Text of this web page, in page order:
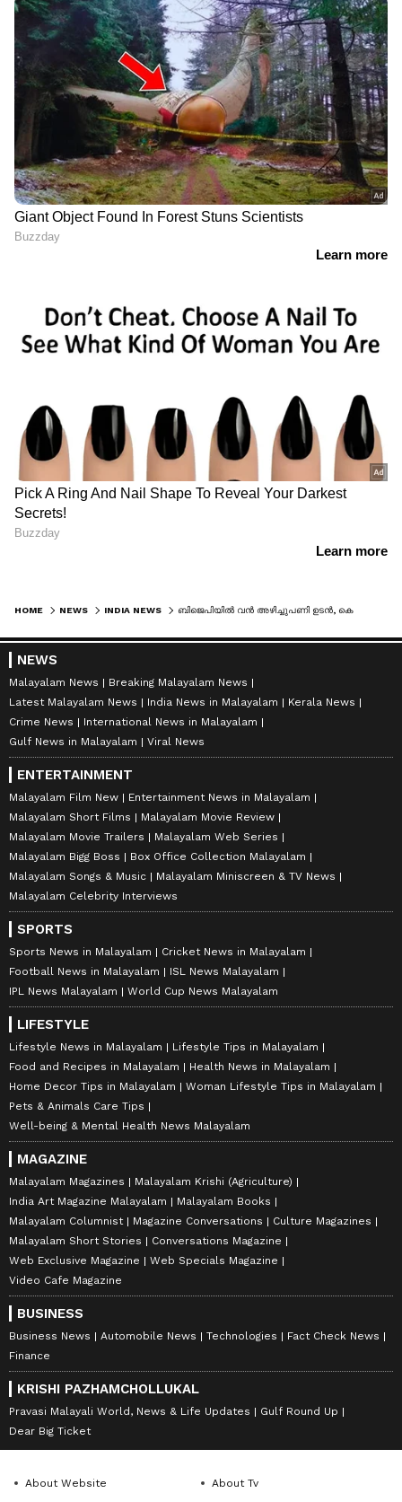
HOME NEWS INDIA NEWS
NEWS
Malayalam News
Breaking Malayalam News
Latest Malayalam News
India News in Malayalam
Kerala News
Crime News
International News in Malayalam
Gulf News in Malayalam
Viral News
ENTERTAINMENT
Malayalam Film New
Entertainment News in Malayalam
Malayalam Short Films
Malayalam Movie Review
Malayalam Movie Trailers
Malayalam Web Series
Malayalam Bigg Boss
Box Office Collection Malayalam
Malayalam Songs & Music
Malayalam Miniscreen & TV News
Malayalam Celebrity Interviews
SPORTS
Sports News in Malayalam
Cricket News in Malayalam
Football News in Malayalam
ISL News Malayalam
IPL News Malayalam
World Cup News Malayalam
LIFESTYLE
Lifestyle News in Malayalam
Lifestyle Tips in Malayalam
Food and Recipes in Malayalam
Health News in Malayalam
Home Decor Tips in Malayalam
Woman Lifestyle Tips in Malayalam
Pets & Animals Care Tips
Well-being & Mental Health News Malayalam
MAGAZINE
Malayalam Magazines
Malayalam Krishi (Agriculture)
India Art Magazine Malayalam
Malayalam Books
Malayalam Columnist
Magazine Conversations
Culture Magazines
Malayalam Short Stories
Conversations Magazine
Web Exclusive Magazine
Web Specials Magazine
Video Cafe Magazine
BUSINESS
Business News Automobile News Technologies
Fact Check News
Finance
KRISHI PAZHAMCHOLLUKAL
Pravasi Malayali World, News & Life Updates
Gulf Round Up
Dear Big Ticket
About Website
About Tv